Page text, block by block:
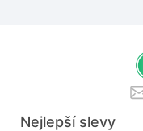
Nejlepší slevy